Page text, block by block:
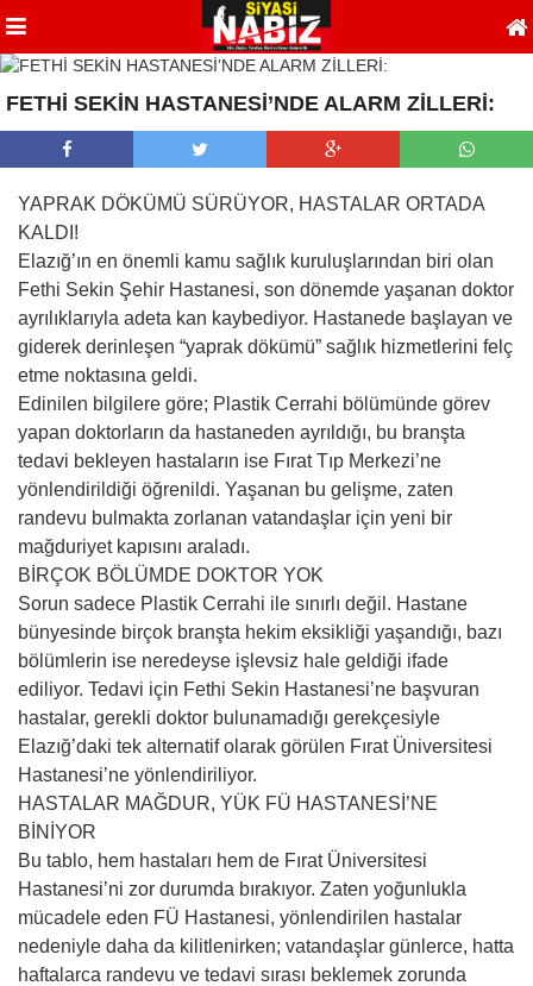
FETHİ SEKİN HASTANESİ’NDE ALARM ZİLLERİ:
YAPRAK DÖKÜMÜ SÜRÜYOR, HASTALAR ORTADA
KALDI!
Elazığ’ın en önemli kamu sağlık kuruluşlarından biri olan
Fethi Sekin Şehir Hastanesi, son dönemde yaşanan doktor
ayrılıklarıyla adeta kan kaybediyor. Hastanede başlayan ve
giderek derinleşen “yaprak dökümü” sağlık hizmetlerini felç
etme noktasına geldi.
Edinilen bilgilere göre; Plastik Cerrahi bölümünde görev
yapan doktorların da hastaneden ayrıldığı, bu branşta
tedavi bekleyen hastaların ise Fırat Tıp Merkezi’ne
yönlendirildiği öğrenildi. Yaşanan bu gelişme, zaten
randevu bulmakta zorlanan vatandaşlar için yeni bir
mağduriyet kapısını araladı.
BİRÇOK BÖLÜMDE DOKTOR YOK
Sorun sadece Plastik Cerrahi ile sınırlı değil. Hastane
bünyesinde birçok branşta hekim eksikliği yaşandığı, bazı
bölümlerin ise neredeyse işlevsiz hale geldiği ifade
ediliyor. Tedavi için Fethi Sekin Hastanesi’ne başvuran
hastalar, gerekli doktor bulunamadığı gerekçesiyle
Elazığ’daki tek alternatif olarak görülen Fırat Üniversitesi
Hastanesi’ne yönlendiriliyor.
HASTALAR MAĞDUR, YÜK FÜ HASTANESİ’NE
BİNİYOR
Bu tablo, hem hastaları hem de Fırat Üniversitesi
Hastanesi’ni zor durumda bırakıyor. Zaten yoğunlukla
mücadele eden FÜ Hastanesi, yönlendirilen hastalar
nedeniyle daha da kilitlenirken; vatandaşlar günlerce, hatta
haftalarca randevu ve tedavi sırası beklemek zorunda